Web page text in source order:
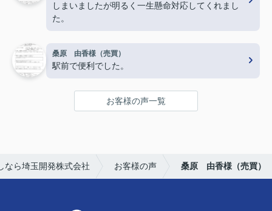
しまいましたが明るく一生懸命対応してくれまし
た。
桑原 由香様（売買）
駅前で便利でした。
お客様の声一覧
なら埼玉開発株式会社 お客様の声 桑原 由香様（売買）